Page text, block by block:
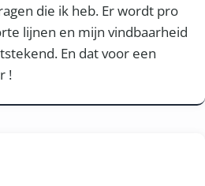
die ik heb. Er wordt pro
lijnen en mijn vindbaarheid
En dat voor een
!